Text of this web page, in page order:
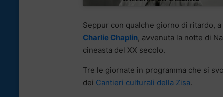
Seppur con qualche giorno di ritardo,
Charlie Chaplin, avvenuta la notte di
cineasta del XX secolo.
Tre le giornate in programma che si
dei Cantieri culturali della Zisa.